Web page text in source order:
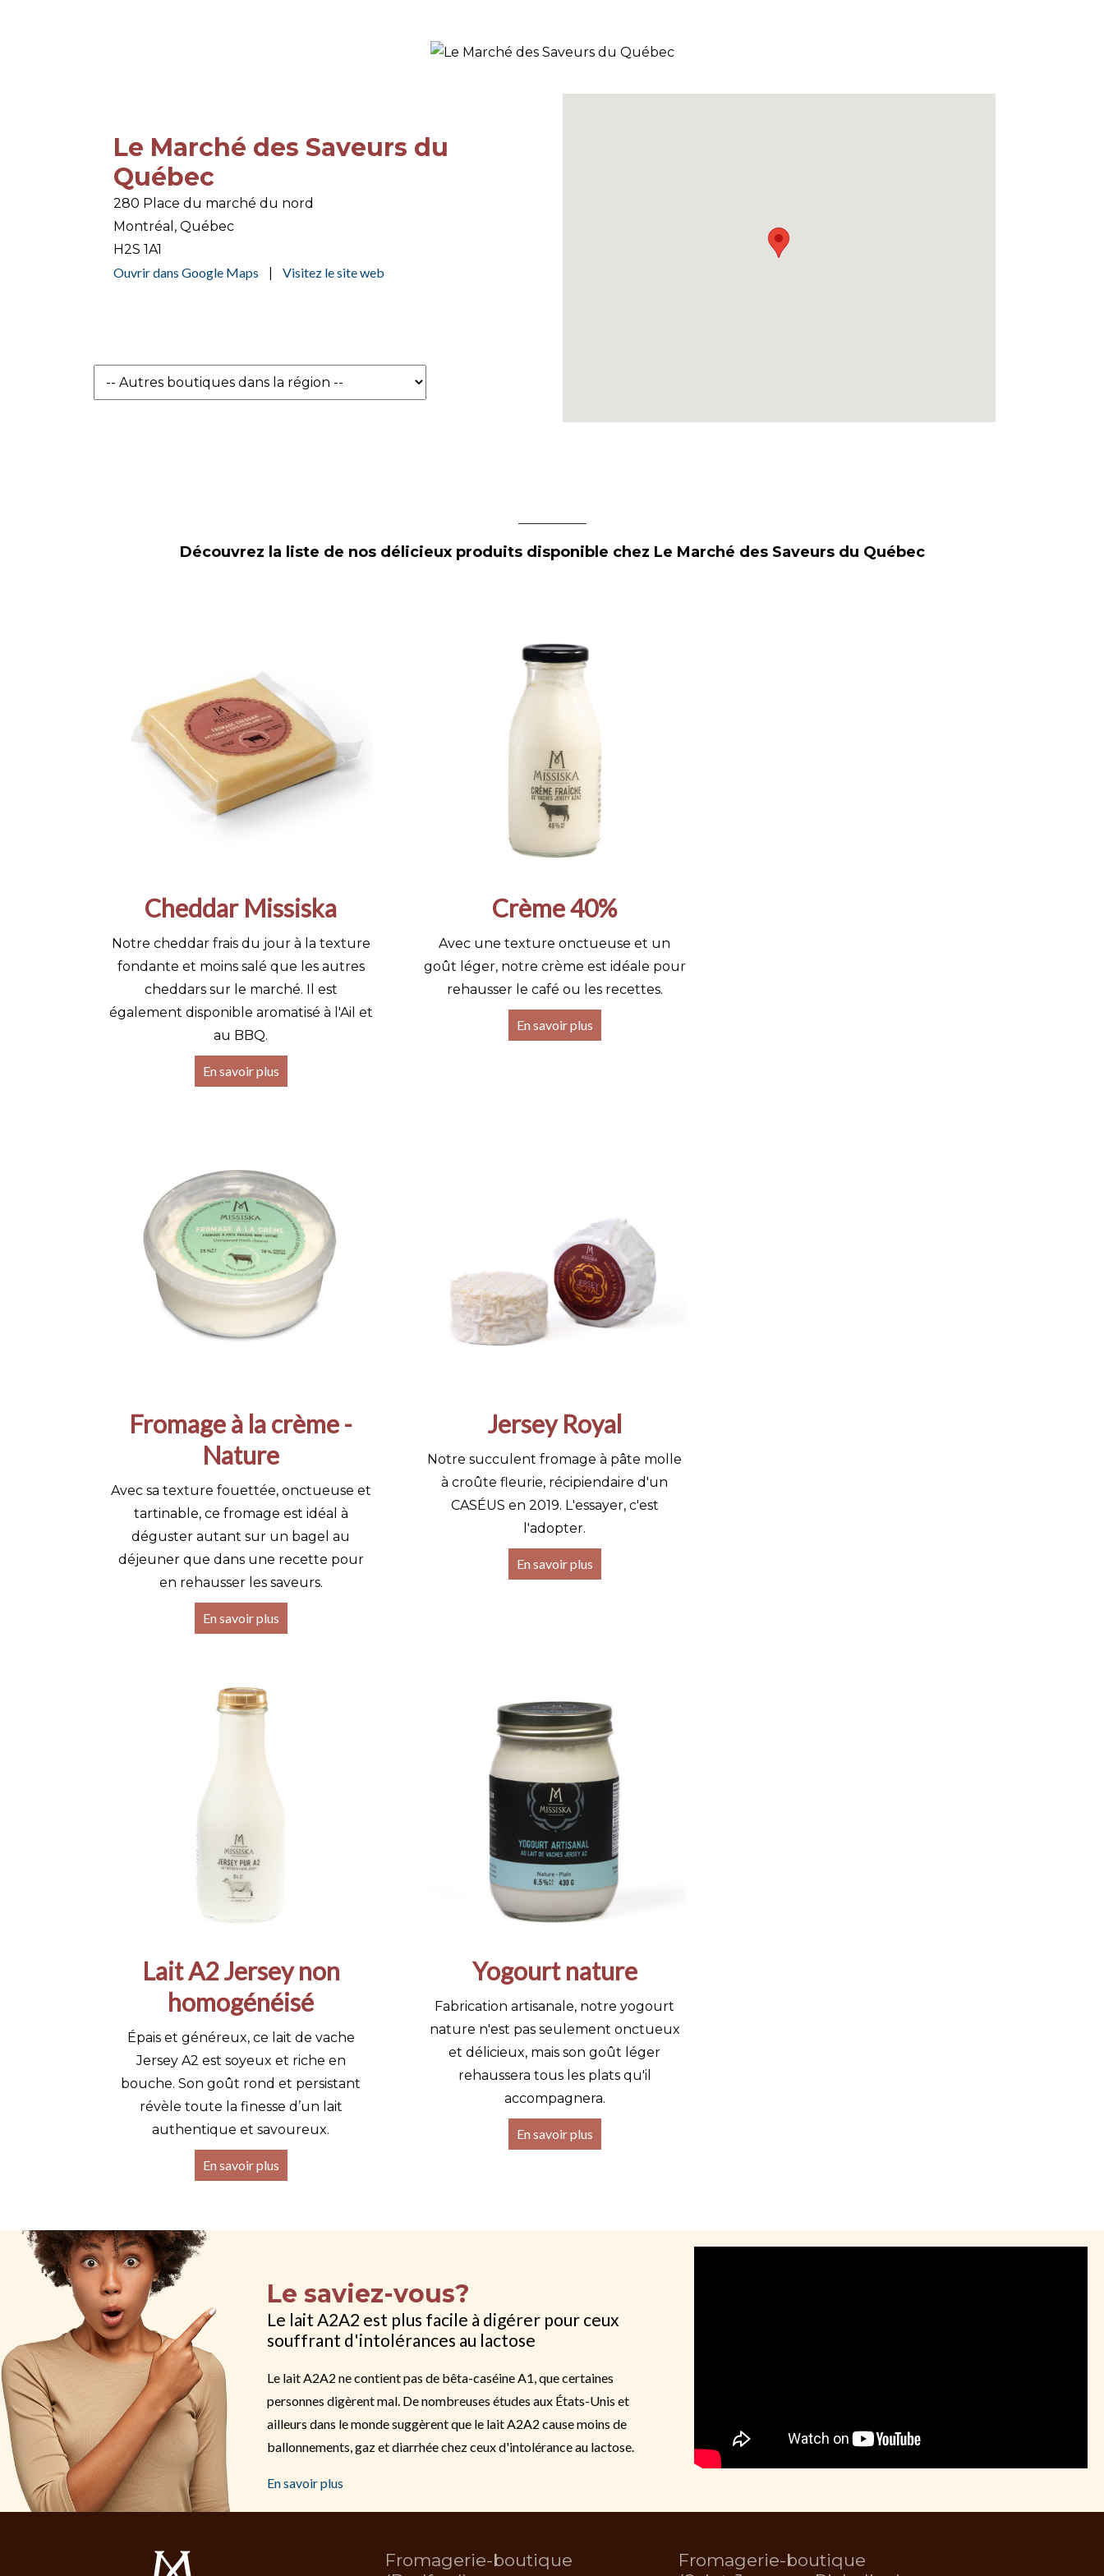
Le Marché des Saveurs du
Québec
280 Place du marché du nord
Montréal, Québec
H2S 1A1
Ouvrir dans Google Maps
Visitez le site web
Découvrez la liste de nos délicieux produits disponible chez Le Marché des Saveurs du Québec
Cheddar Missiska
Notre cheddar frais du jour à la texture
fondante et moins salé que les autres
cheddars sur le marché. Il est
également disponible aromatisé à l'Ail et
au BBQ.
En savoir plus
Crème 40%
Avec une texture onctueuse et un
goût léger, notre crème est idéale pour
rehausser le café ou les recettes.
En savoir plus
Fromage à la crème -
Nature
Avec sa texture fouettée, onctueuse et
tartinable, ce fromage est idéal à
déguster autant sur un bagel au
déjeuner que dans une recette pour
en rehausser les saveurs.
En savoir plus
Jersey Royal
Notre succulent fromage à pâte molle
à croûte fleurie, récipiendaire d'un
CASÉUS en 2019. L'essayer, c'est
l'adopter.
En savoir plus
Lait A2 Jersey non
homogénéisé
Épais et généreux, ce lait de vache
Jersey A2 est soyeux et riche en
bouche. Son goût rond et persistant
révèle toute la finesse d’un lait
authentique et savoureux.
En savoir plus
Yogourt nature
Fabrication artisanale, notre yogourt
nature n'est pas seulement onctueux
et délicieux, mais son goût léger
rehaussera tous les plats qu'il
accompagnera.
En savoir plus
Le saviez-vous?
Le lait A2A2 est plus facile à digérer pour ceux
souffrant d'intolérances au lactose
Le lait A2A2 ne contient pas de bêta-caséine A1, que certaines
personnes digèrent mal. De nombreuses études aux États-Unis et
ailleurs dans le monde suggèrent que le lait A2A2 cause moins de
ballonnements, gaz et diarrhée chez ceux d'intolérance au lactose.
En savoir plus
Fromagerie-boutique
Fromagerie-boutique